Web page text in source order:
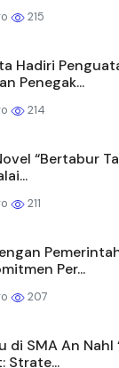
215
Hadiri
Penegak...
214
“Bertabur
211
Per...
207
di SMA An Nahl
Strate...